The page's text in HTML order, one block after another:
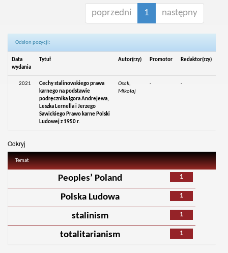
poprzedni 1 następny
Odsłon pozycji:
Data
wydania
Tytuł Autor(rzy) Promotor Redaktor(rzy)
2021
Cechy stalinowskiego prawa
karnego na podstawie
podręcznika Igora Andrejewa,
Leszka Lernella i Jerzego
Sawickiego Prawo karne Polski
Ludowej z 1950 r.
Osak,
Mikołaj
- -
Odkryj
Temat
1
Peoples’ Poland
1
Polska Ludowa
1
stalinism
1
totalitarianism